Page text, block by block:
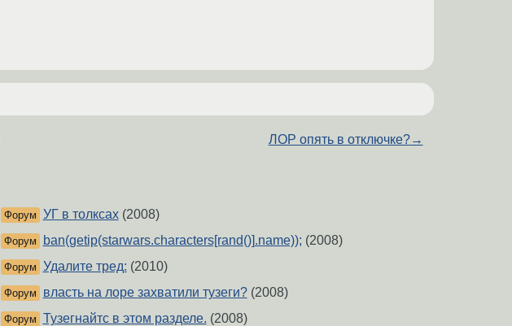
ЛОР опять в отключке?→
Форум УГ в толксах(2008)
Форум ban(getip(starwars.characters[rand()].name)); (2008)
Форум Удалите тред: (2010)
Форум власть на лоре захватили тузеги?(2008)
Форум Тузегнайтс в этом разделе. (2008)